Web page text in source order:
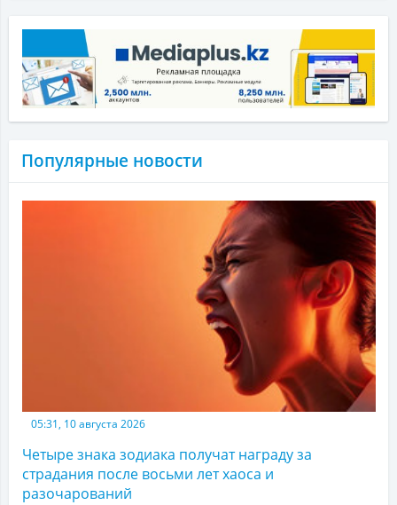
Популярные новости
05:31, 10 августа 2026
Четыре знака зодиака получат награду за
страдания после восьми лет хаоса и
разочарований